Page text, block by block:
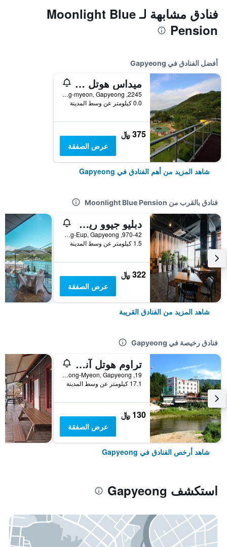
فنادق مشابهة لـ Moonlight Blue
Pension
أفضل الفنادق في Gapyeong
ميداس هوتل آند ريزورت
2245, Bukhangang-ro, Cheongpyeong-myeon, Gapyeong, كوريا الجنوبية
0.0 كيلومتر عن وسط المدينة
375 ﷼
عرض الصفقة
شاهد المزيد من أهم الفنادق في Gapyeong
فنادق بالقرب من Moonlight Blue Pension
دبليو جيوو ريزورت
970-42, Bukhangangbyeon-ro Gapyeong-Eup, Gapyeong, كوريا الجنوبية
1.5 كيلومتر عن وسط المدينة
322 ﷼
عرض الصفقة
شاهد المزيد من الفنادق القريبة
فنادق رخيصة في Gapyeong
تراوم هوتل آند كوندو
19, Eunhaengnamu-Gil, Cheongpyeong-Myeon, Gapyeong, كوريا الجنوبية
17.1 كيلومتر عن وسط المدينة
130 ﷼
عرض الصفقة
شاهد أرخص الفنادق في Gapyeong
استكشف Gapyeong